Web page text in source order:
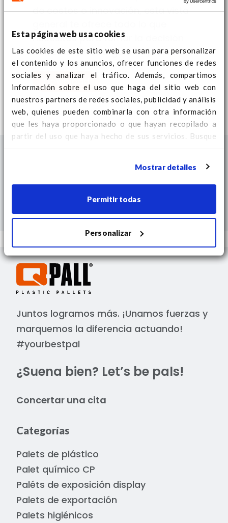
Esta página web usa cookies
Las cookies de este sitio web se usan para personalizar
el contenido y los anuncios, ofrecer funciones de redes
sociales y analizar el tráfico. Además, compartimos
información sobre el uso que haga del sitio web con
nuestros partners de redes sociales, publicidad y análisis
web, quienes pueden combinarla con otra información
que les haya proporcionado o que hayan recopilado a
partir del uso que haya hecho de sus servicios. Busque
aquíinformación adicional sobre cookies y para cambiar
Mostrar detalles
Permitir todas
Personalizar
de costos o innovación, esta vista
necesitas para tomar la decisión
correcta. ¡Descárgalo hoy mismo!
Download
Juntos logramos más. ¡Unamos fuerzas y
marquemos la diferencia actuando!
#yourbestpal
¿Suena bien? Let’s be pals!
Concertar una cita
Categorías
Palets de plástico
Palet químico CP
Paléts de exposición display
Palets de exportación
Palets higiénicos